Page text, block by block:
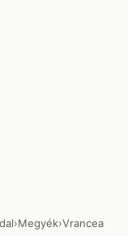
›Megyék›Vrancea